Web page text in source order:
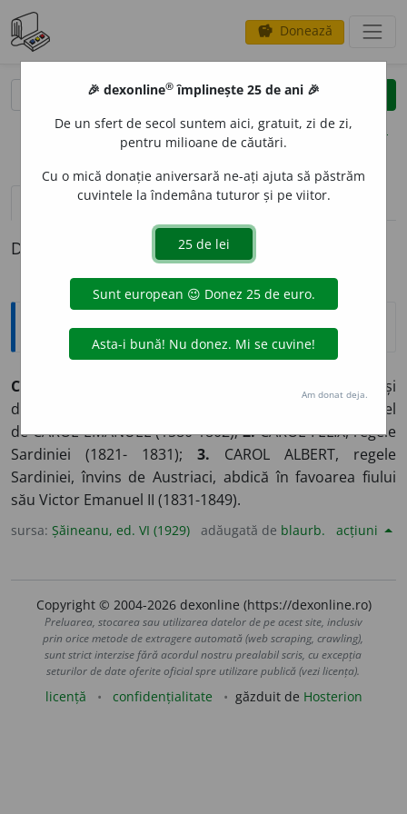
savings Donează
clear
opțiuni
definiții (1) pronunțievolume_up (50)
Definiția cu ID-ul 814315:
Explicative DEX
Carol
m. numele mai multor regi sau duci de Savoia și
de Sardinia;
Trei cu numele de CAROL și patru cu cel
de CAROL EMANUEL (1580-1802);2.CAROL FELIX, regele
Sardiniei (1821- 1831); 3. CAROL ALBERT, regele
Sardiniei, învins de Austriaci, abdică în favoarea fiului
său Victor Emanuel II (1831-1849).
sursa: Șăineanu, ed. VI (1929) adăugată de blaurb. acțiuni
Copyright © 2004-2026 dexonline (https://dexonline.ro)
Preluarea, stocarea sau utilizarea datelor de pe acest site, inclusiv
prin orice metode de extragere automată (web scraping, crawling),
sunt strict interzise fără acordul nostru prealabil scris, cu excepția
seturilor de date oferite oficial spre utilizare publică (vezi licența).
licență confidențialitate găzduit de Hosterion
🎉 dexonline® împlinește 25 de ani 🎉
De un sfert de secol suntem aici, gratuit, zi de zi,
pentru milioane de căutări.
Cu o mică donație aniversară ne-ați ajuta să păstrăm
cuvintele la îndemâna tuturor și pe viitor.
Am donat deja.